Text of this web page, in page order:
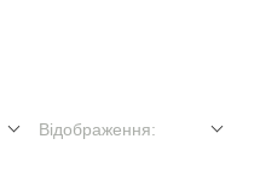
Відображення: